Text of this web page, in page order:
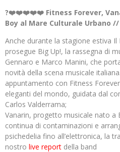
?❤️❤️❤️❤️❤️ Fitness Forever,
Boy al Mare Culturale Urbano
Anche durante la stagione estiva
prosegue Big Up!, la rassegna di
Gennaro e Marco Manini, che
novità della scena musicale
appuntamento con Fitness
eleganti del mondo, guidata dal
Carlos Valderrama;
Vanarin, progetto musicale nato a
continua di contaminazioni e
psichedelia fino all’elettronica, la
nostro live report della band